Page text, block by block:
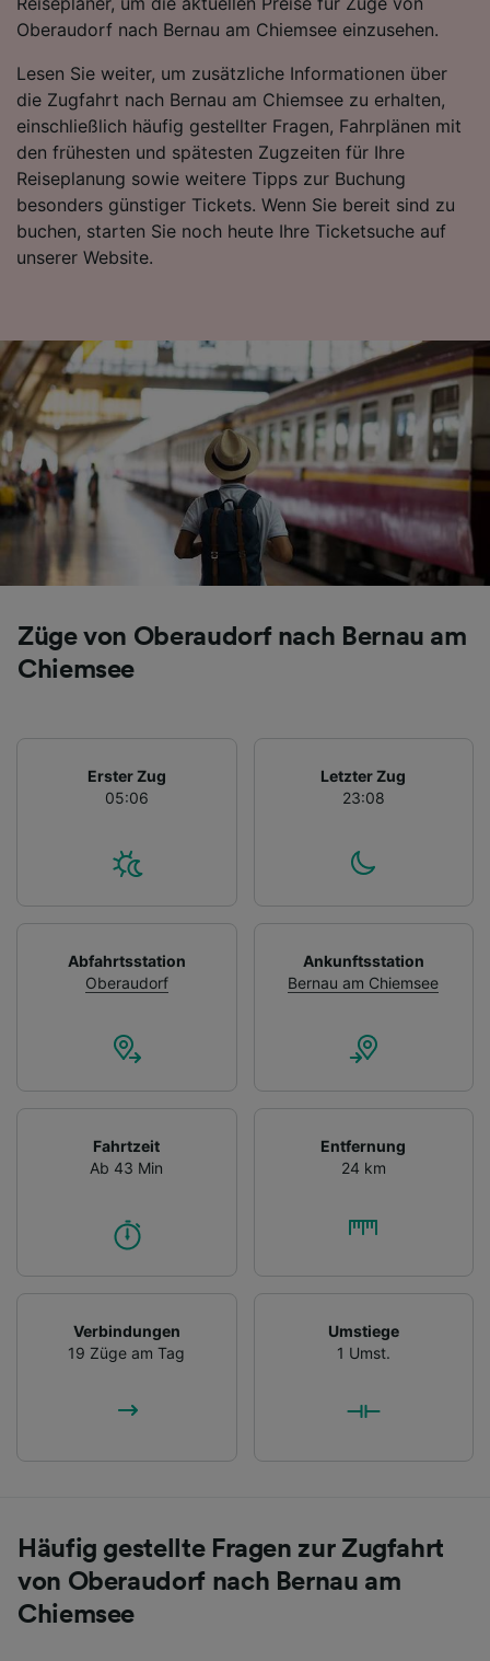
Oberaudorf nach Bernau am Chiemsee einzusehen.
Lesen Sie weiter, um zusätzliche Informationen über
die Zugfahrt nach Bernau am Chiemsee zu erhalten,
einschließlich häufig gestellter Fragen, Fahrplänen mit
den frühesten und spätesten Zugzeiten für Ihre
Reiseplanung sowie weitere Tipps zur Buchung
besonders günstiger Tickets. Wenn Sie bereit sind zu
buchen, starten Sie noch heute Ihre Ticketsuche auf
unserer Website.
Züge von Oberaudorf nach Bernau am
Chiemsee
Erster Zug
05:06
Letzter Zug
23:08
Abfahrtsstation
Oberaudorf
Ankunftsstation
Bernau am Chiemsee
Fahrtzeit
Ab 43 Min
Entfernung
24 km
Verbindungen
19 Züge am Tag
Umstiege
1 Umst.
Häufig gestellte Fragen zur Zugfahrt
von Oberaudorf nach Bernau am
Chiemsee
Daten werden nicht für Tracking-Zwecke
Surfverhalten nicht zu verfolgen.
Wir und unsere Partner verarbeiten Daten, um
Folgendes bereitzustellen:
Verwendung genauer Standortdaten.
Endgeräteeigenschaften zur Identifikation
aktiv abfragen. Speichern von oder Zugriff auf
Informationen auf einem Endgerät.
Personalisierte Werbung und Inhalte, Messung
Angeboten.
Liste der Partner (Lieferanten)